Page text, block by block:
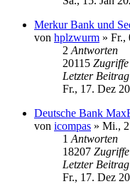
Merkur Bank und
von hplzwurm » Fr.,
2 Antworten
20115 Zugriffe
Letzter Beitrag
Fr., 17. Dez
Deutsche Bank
von icompas » Mi.,
1 Antworten
18207 Zugriffe
Letzter Beitrag
Fr., 17. Dez